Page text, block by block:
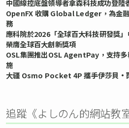
中國線控底盤領導者拿森科技成功登陸
OpenFX 收購 Global Ledger，為金
務
應科院於2026「全球百大科技研發獎
榮膺全球百大創新獎項
OSL集團推出OSL AgentPay，支持
施
大疆 Osmo Pocket 4P 攜手伊莎貝•
追蹤《よしのん的網站教